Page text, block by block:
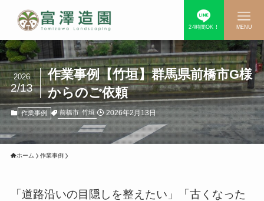
24時間OK！ MENU
作業事例【竹垣】群馬県前橋市G様
からのご依頼
2026
2/13
作業事例 前橋市 竹垣 2026年2月13日
ホーム 作業事例
「道路沿いの目隠しを整えたい」「古くなった